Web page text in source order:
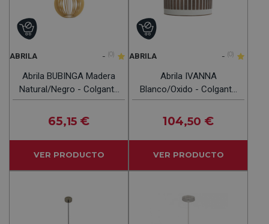
ABRILA - (0)
Abrila BUBINGA Madera
Natural/Negro - Colgante
Rústico 1xE27 35 Cm
65,15 €
VER PRODUCTO
ABRILA - (0)
Abrila IVANNA
Blanco/Oxido - Colgante
Moderno 3xE27 60 Cm
104,50 €
VER PRODUCTO